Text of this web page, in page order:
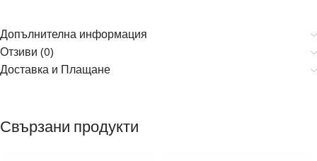
Допълнителна информация
Отзиви (0)
Доставка и Плащане
Свързани продукти